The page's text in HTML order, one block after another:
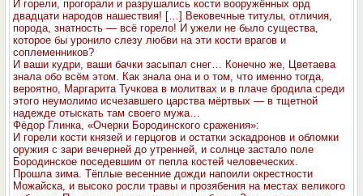
И горели, прогорали и разрушались кости вооружённых орд
двадцати народов нашествия! […] Вековечные титулы, отличия,
порода, знатность — всё горело! И ужели не было существа,
которое бы уронило слезу любви на эти кости врагов и
соплеменников?
И ваши кудри, ваши бачки засыпал снег… Конечно же, Цветаева
знала обо всём этом. Как знала она и о том, что именно тогда,
вероятно, Маргарита Тучкова в молитвах и в плаче бродила среди
этого неумолимо исчезавшего царства мёртвых — в тщетной
надежде отыскать там своего мужа…
Фёдор Глинка, «Очерки Бородинского сражения»:
И горели кости князей и герцогов и остатки эскадронов и обломки
оружия с зари вечерней до утренней, и солнце застало поле
Бородинское поседевшим от пепла костей человеческих.
Прошла зима. Тёплые весенние дожди напоили окрестности
Можайска, и высоко росли травы и прозябения на местах великого